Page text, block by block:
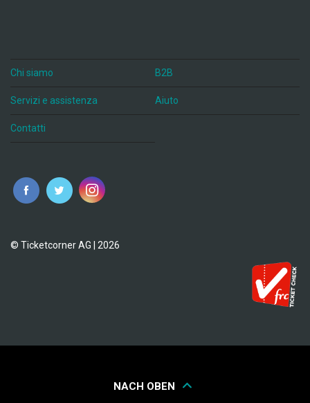
Chi siamo B2B
Servizi e assistenza Aiuto
Contatti
© Ticketcorner AG | 2026
NACH OBEN